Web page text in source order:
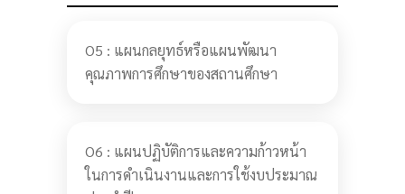
O5 : แผนกลยุทธ์หรือแผนพัฒนา
คุณภาพการศึกษาของสถานศึกษา
O6 : แผนปฏิบัติการและความก้าวหน้า
ในการดำเนินงานและการใช้งบประมาณ